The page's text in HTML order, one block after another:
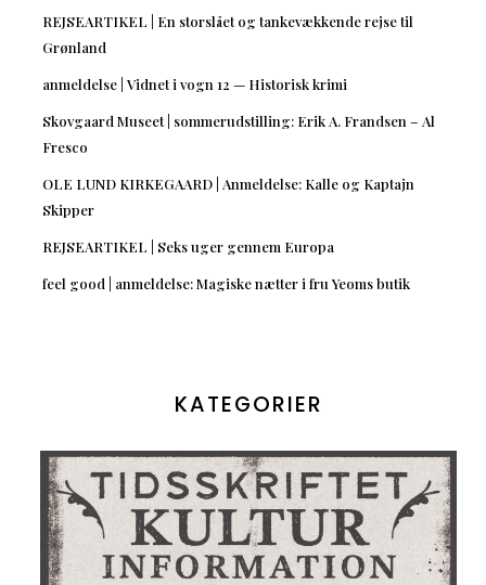
REJSEARTIKEL | En storslået og tankevækkende rejse til
Grønland
anmeldelse | Vidnet i vogn 12 — Historisk krimi
Skovgaard Museet | sommerudstilling: Erik A. Frandsen – Al
Fresco
OLE LUND KIRKEGAARD | Anmeldelse: Kalle og Kaptajn
Skipper
REJSEARTIKEL | Seks uger gennem Europa
feel good | anmeldelse: Magiske nætter i fru Yeoms butik
KATEGORIER